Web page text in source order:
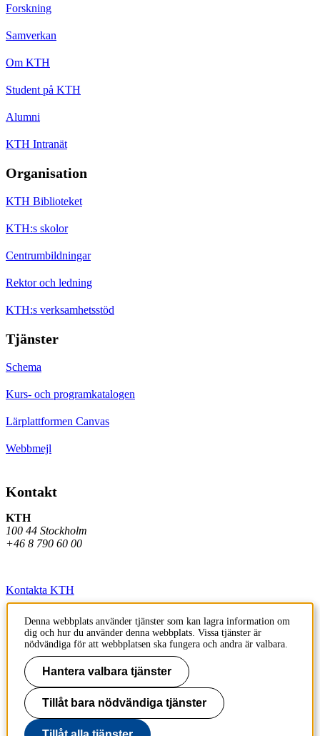
Forskning
Samverkan
Om KTH
Student på KTH
Alumni
KTH Intranät
Organisation
KTH Biblioteket
KTH:s skolor
Centrumbildningar
Rektor och ledning
KTH:s verksamhetsstöd
Tjänster
Schema
Kurs- och programkatalogen
Lärplattformen Canvas
Webbmejl
Kontakt
KTH
100 44 Stockholm
+46 8 790 60 00
Kontakta KTH
Jobba på KTH
Press och media
Faktura och betalning KTH
Om KTH:s webbplatser
Tillgänglighetsredogörelse
Denna webbplats använder tjänster som kan lagra information om
dig och hur du använder denna webbplats. Vissa tjänster är
nödvändiga för att webbplatsen ska fungera och andra är valbara.
Hantera valbara tjänster
Tillåt bara nödvändiga tjänster